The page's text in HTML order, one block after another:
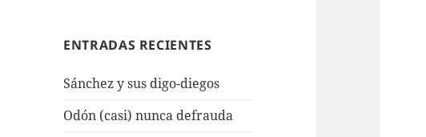
ENTRADAS RECIENTES
Sánchez y sus digo-diegos
Odón (casi) nunca defrauda